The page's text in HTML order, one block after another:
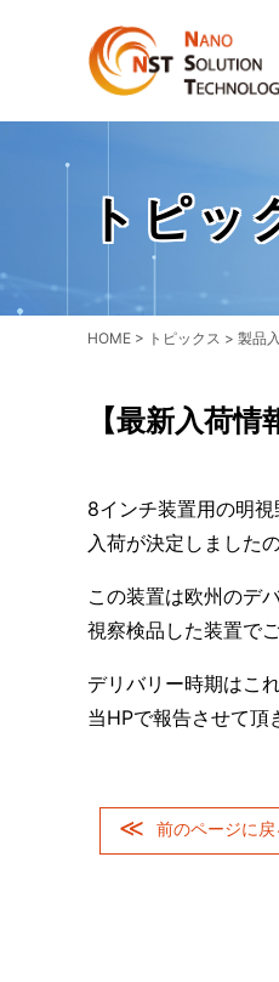
トピッ
HOME > トピックス > 製品
【最新入荷
8インチ装置用の明
入荷が決定しました
この装置は欧州のデ
視察検品した装置で
デリバリー時期はこ
当HPで報告させて頂
前のページに戻